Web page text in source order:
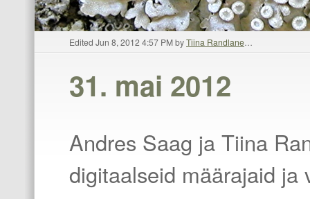
Edited Jun 8, 2012 4:57 PM byTiina Randlane …
31. mai 2012
Andres Saag ja Tiina
digitaalseid määrajaid